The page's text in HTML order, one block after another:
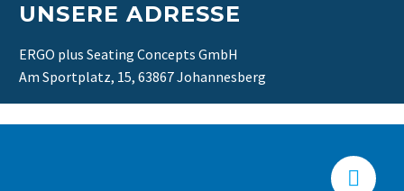
UNSERE ADRESSE
ERGO plus Seating Concepts GmbH
Am Sportplatz, 15, 63867 Johannesberg

